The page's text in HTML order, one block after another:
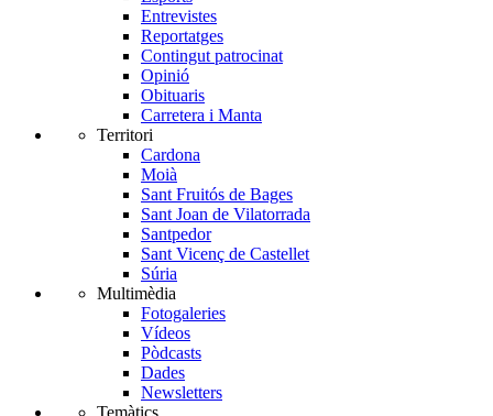
Entrevistes
Reportatges
Contingut patrocinat
Opinió
Obituaris
Carretera i Manta
Territori
Cardona
Moià
Sant Fruitós de Bages
Sant Joan de Vilatorrada
Santpedor
Sant Vicenç de Castellet
Súria
Multimèdia
Fotogaleries
Vídeos
Pòdcasts
Dades
Newsletters
Temàtics